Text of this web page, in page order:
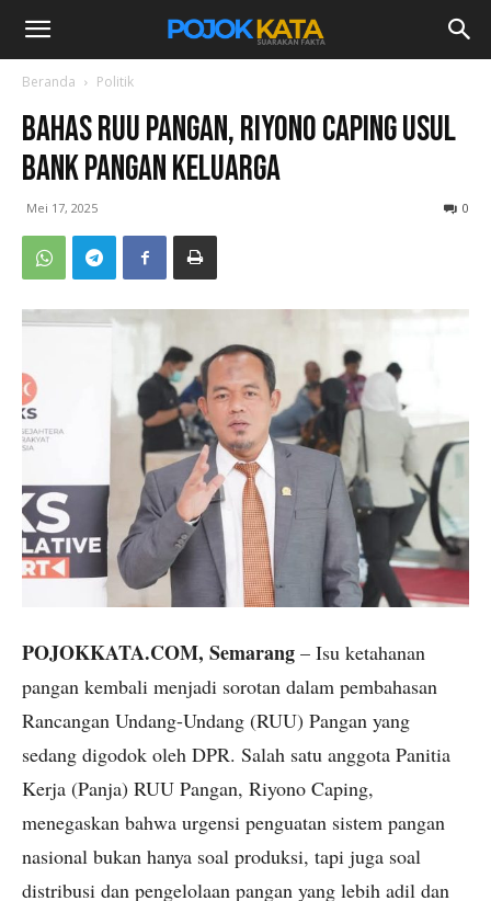
Beranda Politik
Bahas RUU Pangan, Riyono Caping Usul
Bank Pangan Keluarga
Mei 17, 2025 0
POJOKKATA.COM, Semarang – Isu ketahanan
pangan kembali menjadi sorotan dalam pembahasan
Rancangan Undang-Undang (RUU) Pangan yang
sedang digodok oleh DPR. Salah satu anggota Panitia
Kerja (Panja) RUU Pangan, Riyono Caping,
menegaskan bahwa urgensi penguatan sistem pangan
nasional bukan hanya soal produksi, tapi juga soal
distribusi dan pengelolaan pangan yang lebih adil dan